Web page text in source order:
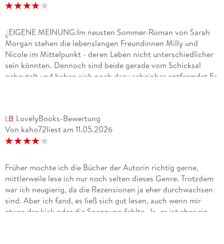
¿EIGENE MEINUNG:Im neusten Sommer-Roman von Sarah
Morgan stehen die lebenslangen Freundinnen Milly und
Nicole im Mittelpunkt - deren Leben nicht unterschiedlicher
sein könnten. Dennoch sind beide gerade vom Schicksal
gebeutelt und haben sich noch dazu scheinbar entfremdet.Es
bestimmen.Um sie herum finden wir wieder eine Vielzahl an
wundervollen Nebencharakteren - und vor allem auch tollen
Frauenfiguren (Mutter, Tochter, Oma, Freundin, Geliebte,...).
und Seen Cumbrias kann man sich nur wohlfühlen. Gerne
hätte ich dabei mehr von Millys Resort gelesen und mich
noch tiefer in die Umgebung eingefunden.Besonders schön
finde ich es auch, dass nicht jede Geschichte zwischen Mann
und Frau in diesem Buch in eine Paar-Beziehung münden
LovelyBooks-Bewertung
Von kaho72liest am 11.05.2026
Früher mochte ich die Bücher der Autorin richtig gerne,
mittlerweile lese ich nur noch selten dieses Genre. Trotzdem
war ich neugierig, da die Rezensionen ja eher durchwachsen
sind. Aber ich fand, es ließ sich gut lesen, auch wenn mir
etwas der kick oder die Spannung fehlte. Ja, es ist eher ein